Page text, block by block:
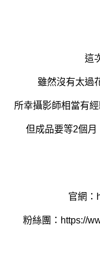
這
雖然沒有太過
所幸攝影師相當有
但成品要等2個月
官網：
粉絲團：https://